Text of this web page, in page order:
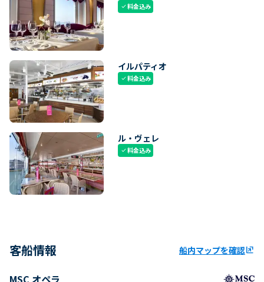
check料金込み
イルパティオ
check料金込み
ル・ヴェレ
check料金込み
客船情報 船内マップを確認ungroup
MSC オペラ